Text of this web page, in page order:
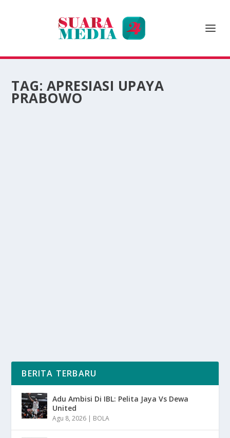
TAG: APRESIASI UPAYA
PRABOWO
BERITA TERBARU
Adu Ambisi Di IBL: Pelita Jaya Vs Dewa
United
Agu 8, 2026 | BOLA